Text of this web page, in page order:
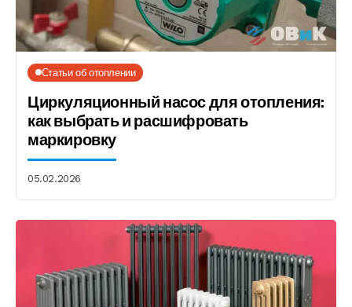
Статьи об отоплении
Циркуляционный насос для отопления:
как выбрать и расшифровать
маркировку
05.02.2026